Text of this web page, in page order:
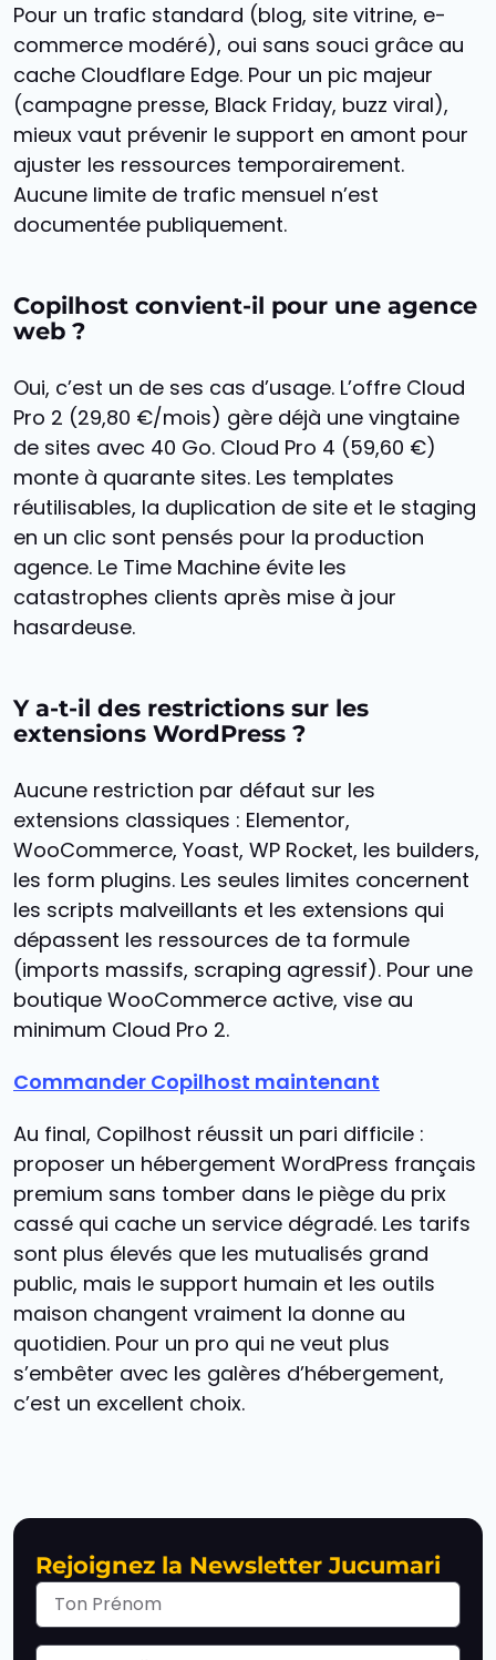
Pour un trafic standard (blog, site vitrine, e-
commerce modéré), oui sans souci grâce au
cache Cloudflare Edge. Pour un pic majeur
(campagne presse, Black Friday, buzz viral),
mieux vaut prévenir le support en amont pour
ajuster les ressources temporairement.
Aucune limite de trafic mensuel n’est
documentée publiquement.
Copilhost convient-il pour une agence
web ?
Oui, c’est un de ses cas d’usage. L’offre Cloud
Pro 2 (29,80 €/mois) gère déjà une vingtaine
de sites avec 40 Go. Cloud Pro 4 (59,60 €)
monte à quarante sites. Les templates
réutilisables, la duplication de site et le staging
en un clic sont pensés pour la production
agence. Le Time Machine évite les
catastrophes clients après mise à jour
hasardeuse.
Y a-t-il des restrictions sur les
extensions WordPress ?
Aucune restriction par défaut sur les
extensions classiques : Elementor,
WooCommerce, Yoast, WP Rocket, les builders,
les form plugins. Les seules limites concernent
les scripts malveillants et les extensions qui
dépassent les ressources de ta formule
(imports massifs, scraping agressif). Pour une
boutique WooCommerce active, vise au
minimum Cloud Pro 2.
Commander Copilhost maintenant
Au final, Copilhost réussit un pari difficile :
proposer un hébergement WordPress français
premium sans tomber dans le piège du prix
cassé qui cache un service dégradé. Les tarifs
sont plus élevés que les mutualisés grand
public, mais le support humain et les outils
maison changent vraiment la donne au
quotidien. Pour un pro qui ne veut plus
s’embêter avec les galères d’hébergement,
c’est un excellent choix.
Rejoignez la Newsletter Jucumari